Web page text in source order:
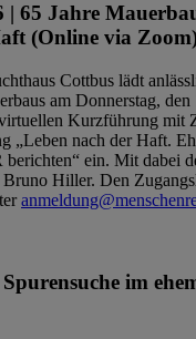
| 65 Jahre
(Online via
Cottbus lädt
am Donnerstag,
Kurzführung mit
„Leben nach der Haft.
ein. Mit dabei
Hiller. Den
im